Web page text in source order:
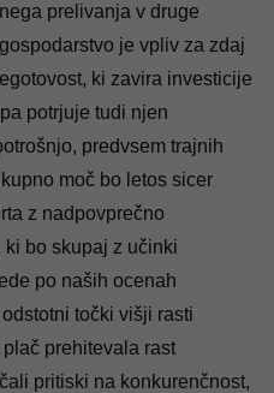
prelivanja v druge
je vpliv za zdaj
ki zavira investicije
potrjuje tudi njen
predvsem trajnih
moč bo letos sicer
z nadpovprečno
bo skupaj z učinki
po naših ocenah
točki višji rasti
prehitevala rast
pritiski na konkurenčnost,